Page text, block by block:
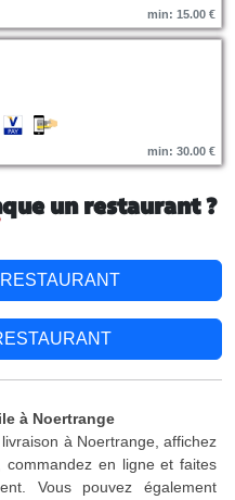
min: 15.00 €
min: 30.00 €
un restaurant ?
à Noertrange
à Noertrange, affichez
commandez en ligne et faites
Vous pouvez également